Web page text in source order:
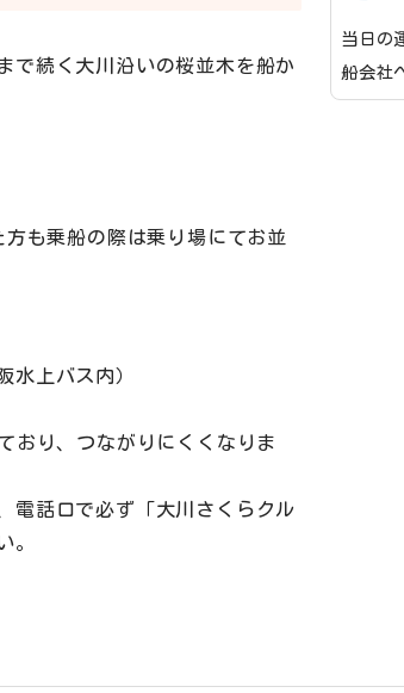
で続く大川沿いの桜並木を船か
方も乗船の際は乗り場にてお並
水上バス内）
おり、つながりにくくなりま
電話口で必ず「大川さくらクル
。
当日の
船会社